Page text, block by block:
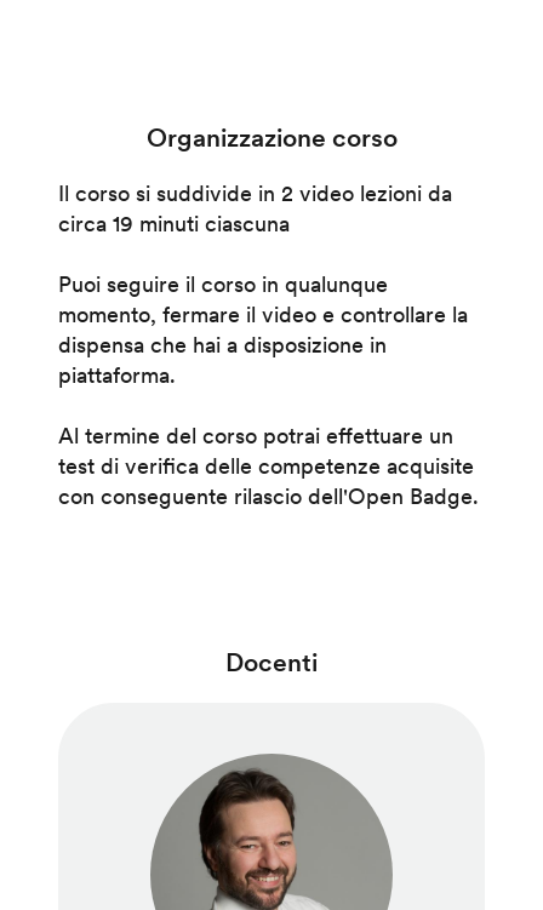
Organizzazione corso
Il corso si suddivide in 2 video lezioni da
circa 19 minuti ciascuna
Puoi seguire il corso in qualunque
momento, fermare il video e controllare la
dispensa che hai a disposizione in
piattaforma.
Al termine del corso potrai effettuare un
test di verifica delle competenze acquisite
con conseguente rilascio dell'Open Badge.
Docenti